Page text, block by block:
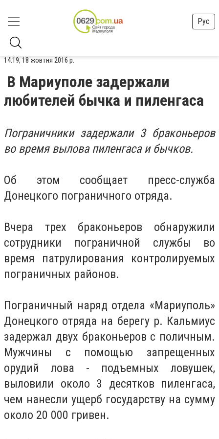
Рус
14:19, 18 жовтня 2016 р.
В Мариуполе задержали
любителей бычка и пиленгаса
Пограничники задержали 3 браконьеров
во время вылова пиленгаса и бычков.
Об этом сообщает пресс-служба
Донецкого пограничного отряда.
Вчера трех браконьеров обнаружили
сотрудники пограничной службы во
время патрулирования контролируемых
пограничных районов.
Пограничный наряд отдела «Мариуполь»
Донецкого отряда на берегу р. Кальмиус
задержал двух браконьеров с поличным.
Мужчины с помощью запрещенных
орудий лова - подъемных ловушек,
выловили около 3 десятков пиленгаса,
чем нанесли ущерб государству на сумму
около 20 000 гривен.